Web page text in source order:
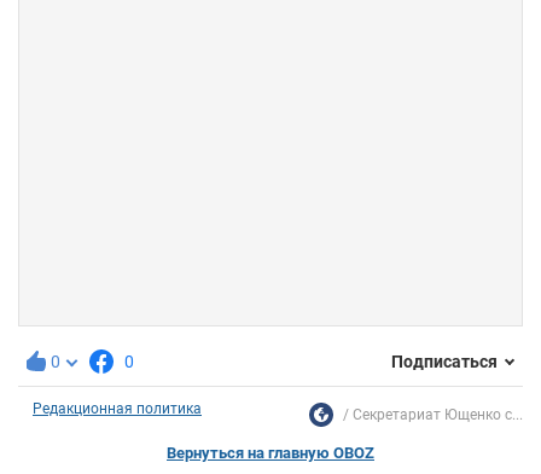
0 0 Подписаться
Редакционная политика Секретариат Ющенко с...
Вернуться на главную OBOZ